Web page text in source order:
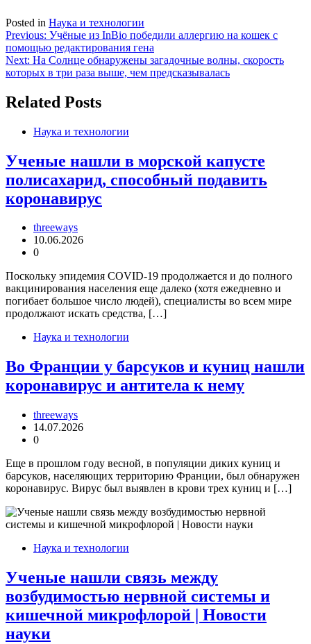
Posted in Наука и технологии
Навигация
по
записям
Previous: Учёные из InBio победили аллергию на кошек с
помощью редактирования гена
Next: На Солнце обнаружены загадочные волны, скорость
которых в три раза выше, чем предсказывалась
Related Posts
Наука и технологии
Ученые нашли в морской капусте
полисахарид, способный подавить
коронавирус
threeways
10.06.2026
0
Поскольку эпидемия COVID-19 продолжается и до полного
вакцинирования населения еще далеко (хотя ежедневно и
погибает большое число людей), специалисты во всем мире
продолжают искать средства, […]
Наука и технологии
Во Франции у барсуков и куниц нашли
коронавирус и антитела к нему
threeways
14.07.2026
0
Еще в прошлом году весной, в популяции диких куниц и
барсуков, населяющих территорию Франции, был обнаружен
коронавирус. Вирус был выявлен в крови трех куниц и […]
Наука и технологии
Ученые нашли связь между
возбудимостью нервной системы и
кишечной микрофлорой | Новости
науки